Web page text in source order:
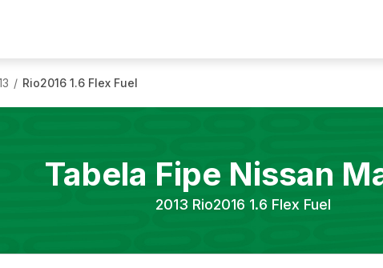
/ Rio2016 1.6 Flex Fuel
Tabela Fipe Nissan
2013 Rio2016 1.6 Flex Fuel